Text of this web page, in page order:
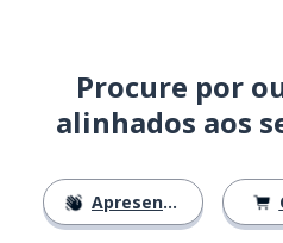
Procure por
alinhados aos
Apresentações